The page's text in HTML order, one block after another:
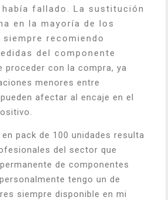
fallado. La sustitución
en la mayoría de los
recomiendo
del componente
proceder con la compra, ya
menores entre
afectar al encaje en el
pack de 100 unidades resulta
del sector que
de componentes
tengo un de
siempre disponible en mi